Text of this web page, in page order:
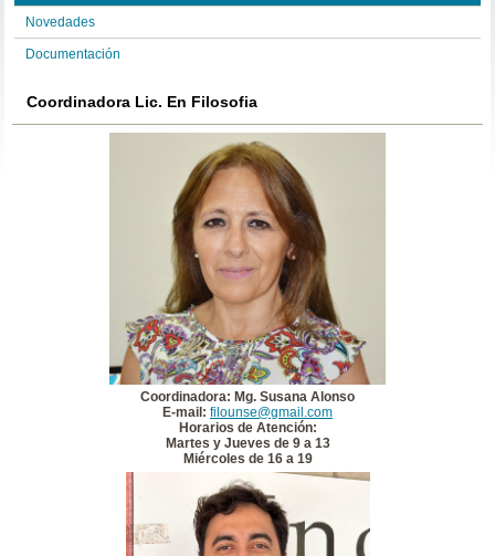
Novedades
Documentación
Coordinadora Lic. En Filosofia
Coordinadora: Mg. Susana Alonso
E-mail: filounse@gmail.com
Horarios de Atención:
Martes y Jueves de 9 a 13
Miércoles de 16 a 19